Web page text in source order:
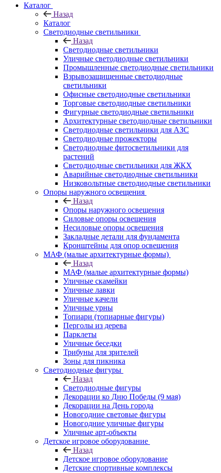
Каталог
Назад
Каталог
Светодиодные светильники
Назад
Светодиодные светильники
Уличные светодиодные светильники
Промышленные светодиодные светильники
Взрывозащищенные светодиодные
светильники
Офисные светодиодные светильники
Торговые светодиодные светильники
Фигурные светодиодные светильники
Архитектурные светодиодные светильники
Светодиодные светильники для АЗС
Светодиодные прожекторы
Светодиодные фитосветильники для
растений
Светодиодные светильники для ЖКХ
Аварийные светодиодные светильники
Низковольтные светодиодные светильники
Опоры наружного освещения
Назад
Опоры наружного освещения
Силовые опоры освещения
Несиловые опоры освещения
Закладные детали для фундамента
Кронштейны для опор освещения
МАФ (малые архитектурные формы)
Назад
МАФ (малые архитектурные формы)
Уличные скамейки
Уличные лавки
Уличные качели
Уличные урны
Топиари (топиарные фигуры)
Перголы из дерева
Парклеты
Уличные беседки
Трибуны для зрителей
Зоны для пикника
Светодиодные фигуры
Назад
Светодиодные фигуры
Декорации ко Дню Победы (9 мая)
Декорации на День города
Новогодние световые фигуры
Новогодние уличные фигуры
Уличные арт-объекты
Детское игровое оборудование
Назад
Детское игровое оборудование
Детские спортивные комплексы